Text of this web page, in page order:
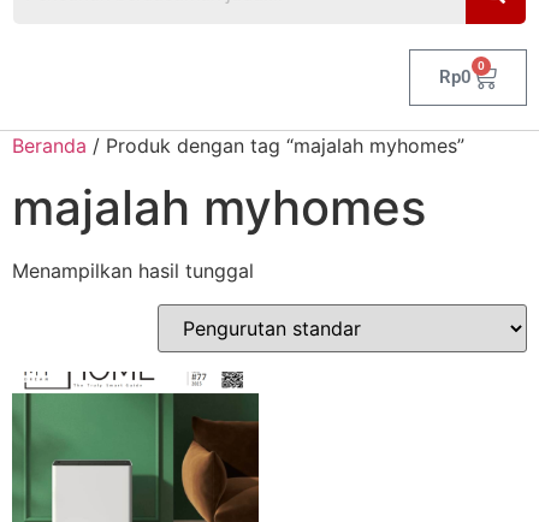
Rp0
0
Beranda / Produk dengan tag “majalah myhomes”
majalah myhomes
Menampilkan hasil tunggal